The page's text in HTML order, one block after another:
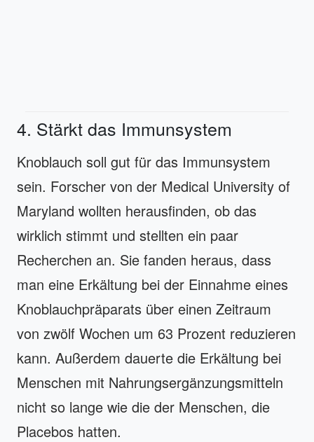
4. Stärkt das Immunsystem
Knoblauch soll gut für das Immunsystem
sein. Forscher von der Medical University of
Maryland wollten herausfinden, ob das
wirklich stimmt und stellten ein paar
Recherchen an. Sie fanden heraus, dass
man eine Erkältung bei der Einnahme eines
Knoblauchpräparats über einen Zeitraum
von zwölf Wochen um 63 Prozent reduzieren
kann. Außerdem dauerte die Erkältung bei
Menschen mit Nahrungsergänzungsmitteln
nicht so lange wie die der Menschen, die
Placebos hatten.